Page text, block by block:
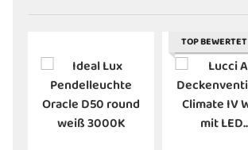
TOP BEWERTET